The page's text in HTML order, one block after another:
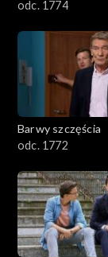
odc. 1774
Barwy szczęścia
odc. 1772